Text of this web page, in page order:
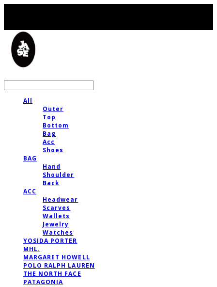
All
Outer
Top
Bottom
Bag
Acc
Shoes
BAG
Hand
Shoulder
Back
ACC
Headwear
Scarves
Wallets
Jewelry
Watches
YOSIDA PORTER
MHL.
MARGARET HOWELL
POLO RALPH LAUREN
THE NORTH FACE
PATAGONIA